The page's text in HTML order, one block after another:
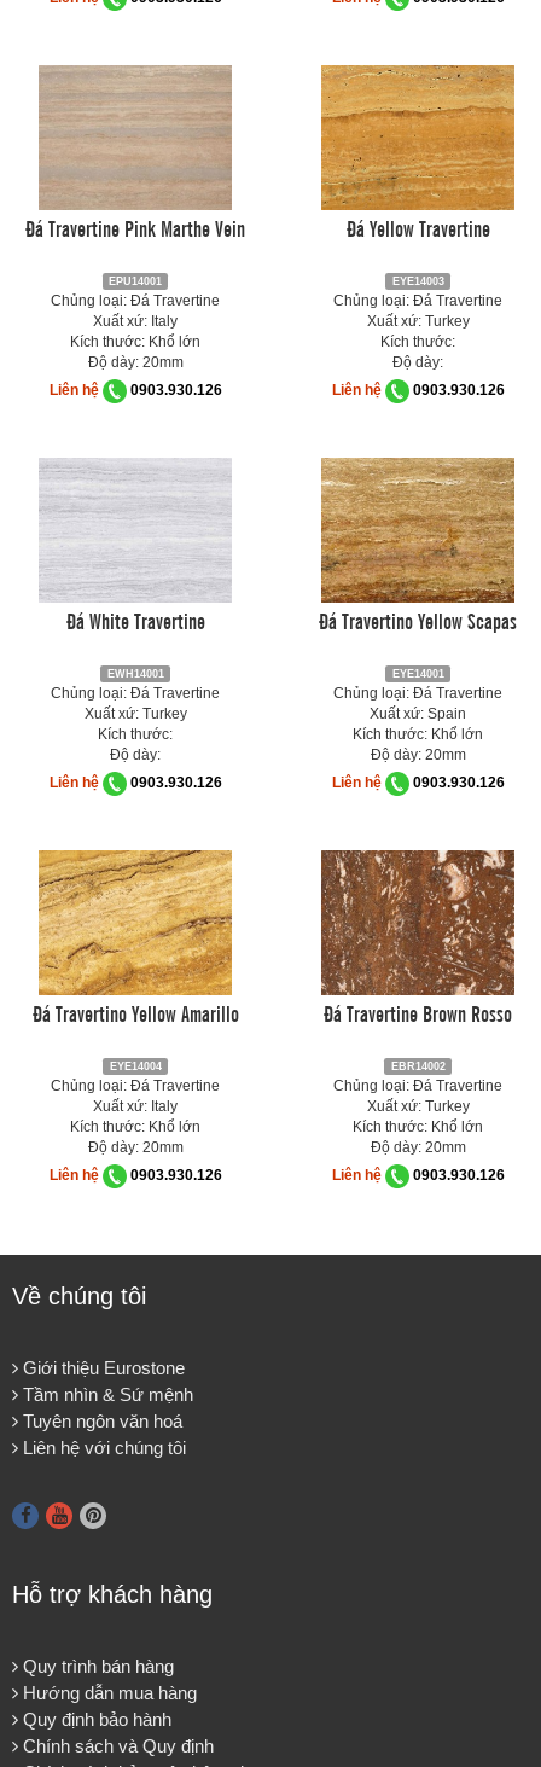
Đá Travertine Pink Marthe Vein
EPU14001
Chủng loại: Đá Travertine
Xuất xứ: Italy
Kích thước: Khổ lớn
Độ dày: 20mm
Liên hệ
0903.930.126
Đá Yellow Travertine
EYE14003
Chủng loại: Đá Travertine
Xuất xứ: Turkey
Kích thước:
Độ dày:
Liên hệ
0903.930.126
Đá White Travertine
EWH14001
Chủng loại: Đá Travertine
Xuất xứ: Turkey
Kích thước:
Độ dày:
Liên hệ
0903.930.126
Đá Travertino Yellow Scapas
EYE14001
Chủng loại: Đá Travertine
Xuất xứ: Spain
Kích thước: Khổ lớn
Độ dày: 20mm
Liên hệ
0903.930.126
Đá Travertino Yellow Amarillo
EYE14004
Chủng loại: Đá Travertine
Xuất xứ: Italy
Kích thước: Khổ lớn
Độ dày: 20mm
Liên hệ
0903.930.126
Đá Travertine Brown Rosso
EBR14002
Chủng loại: Đá Travertine
Xuất xứ: Turkey
Kích thước: Khổ lớn
Độ dày: 20mm
Liên hệ
0903.930.126
Về chúng tôi
Giới thiệu Eurostone
Tầm nhìn & Sứ mệnh
Tuyên ngôn văn hoá
Liên hệ với chúng tôi
Hỗ trợ khách hàng
Quy trình bán hàng
Hướng dẫn mua hàng
Quy định bảo hành
Chính sách và Quy định